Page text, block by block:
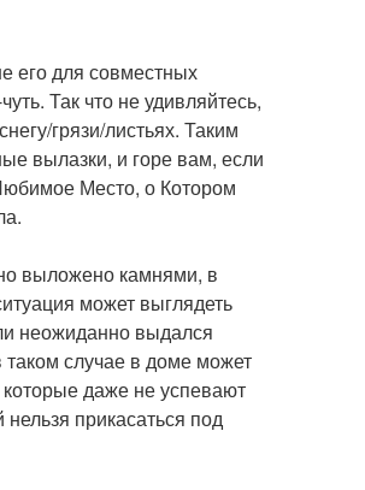
его для совместных
Так что не удивляйтесь,
грязи/листьях. Таким
вылазки, и горе вам, если
Место, о Котором
выложено камнями, в
может выглядеть
неожиданно выдался
таком случае в доме может
даже не успевают
прикасаться под